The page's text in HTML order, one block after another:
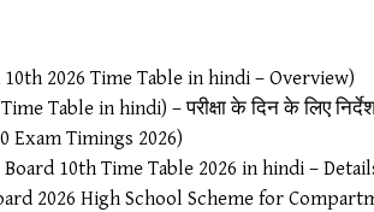
10th 2026 Time Table in hindi – Overview)
Table in hindi) – परीक्षा के दिन के लिए
Exam Timings 2026)
Board 10th Time Table 2026 in hindi –
Board 2026 High School Scheme for